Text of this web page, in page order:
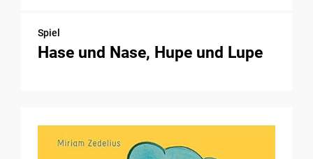
Spiel
Hase und Nase, Hupe und Lupe